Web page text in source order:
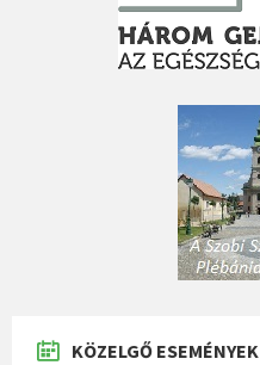
KÖZELGŐ ESEMÉNYEK